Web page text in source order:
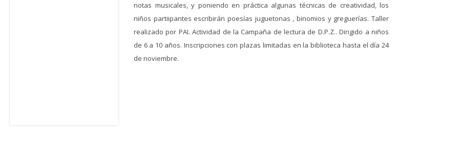
notas musicales, y poniendo en práctica algunas técnicas de creatividad, los
niños partiipantes escribirán poesías juguetonas , binomios y greguerías. Taller
realizado por PAI. Actividad de la Campaña de lectura de D.P.Z.. Dirigido a niños
de 6 a 10 años. Inscripciones con plazas limitadas en la biblioteca hasta el día 24
de noviembre.